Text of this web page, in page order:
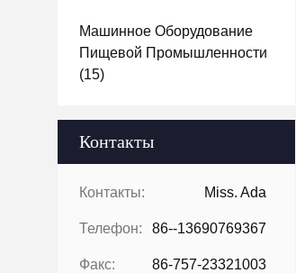
Машинное Оборудование
Пищевой Промышленности
(15)
Контакты
Контакты: Miss. Ada
Телефон: 86--13690769367
Факс: 86-757-23321003